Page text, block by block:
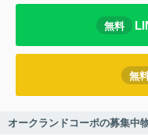
無料
無
オークランドコーポの募集中